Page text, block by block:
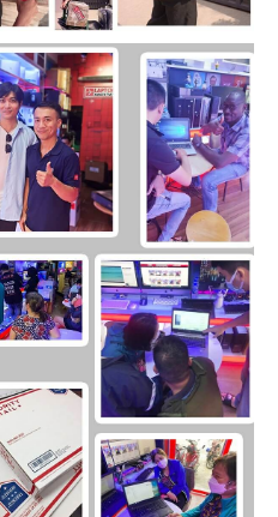
i9 14900HX là một chiếc
trang bị các công nghệ và
nghiệm tuyệt vời cho người
hình chất lượng cao, hiệu
và touchpad tiện lợi, cùng các
pin ấn tượng, sản phẩm
game thủ và người làm việc
đang tìm kiếm một chiếc
hiệu năng vượt trội, Acer
là một sự lựa chọn đáng